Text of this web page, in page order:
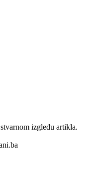
izgledu artikla.